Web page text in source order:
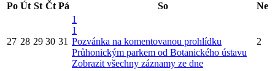
Po Út St Čt Pá So Ne
27 28 29 30 31
1
1
Pozvánka na komentovanou prohlídku
Průhonickým parkem od Botanického ústavu
Zobrazit všechny záznamy ze dne
2